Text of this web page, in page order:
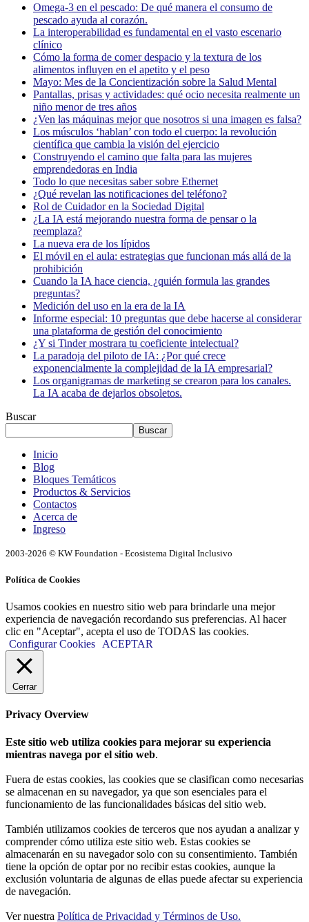
Omega-3 en el pescado: De qué manera el consumo de
pescado ayuda al corazón.
La interoperabilidad es fundamental en el vasto escenario
clínico
Cómo la forma de comer despacio y la textura de los
alimentos influyen en el apetito y el peso
Mayo: Mes de la Concientización sobre la Salud Mental
Pantallas, prisas y actividades: qué ocio necesita realmente un
niño menor de tres años
¿Ven las máquinas mejor que nosotros si una imagen es falsa?
Los músculos ‘hablan’ con todo el cuerpo: la revolución
científica que cambia la visión del ejercicio
Construyendo el camino que falta para las mujeres
emprendedoras en India
Todo lo que necesitas saber sobre Ethernet
¿Qué revelan las notificaciones del teléfono?
Rol de Cuidador en la Sociedad Digital
¿La IA está mejorando nuestra forma de pensar o la
reemplaza?
La nueva era de los lípidos
El móvil en el aula: estrategias que funcionan más allá de la
prohibición
Cuando la IA hace ciencia, ¿quién formula las grandes
preguntas?
Medición del uso en la era de la IA
Informe especial: 10 preguntas que debe hacerse al considerar
una plataforma de gestión del conocimiento
¿Y si Tinder mostrara tu coeficiente intelectual?
La paradoja del piloto de IA: ¿Por qué crece
exponencialmente la complejidad de la IA empresarial?
Los organigramas de marketing se crearon para los canales.
La IA acaba de dejarlos obsoletos.
Buscar
Buscar
Inicio
Blog
Bloques Temáticos
Productos & Servicios
Contactos
Acerca de
Ingreso
2003-2026 © KW Foundation - Ecosistema Digital Inclusivo
Política de Cookies
Usamos cookies en nuestro sitio web para brindarle una mejor
experiencia de navegación recordando sus preferencias. Al hacer
clic en "Aceptar", acepta el uso de TODAS las cookies.
Configurar Cookies
ACEPTAR
Cerrar
Privacy Overview
Este sitio web utiliza cookies para mejorar su experiencia
mientras navega por el sitio web.
Fuera de estas cookies, las cookies que se clasifican como necesarias
se almacenan en su navegador, ya que son esenciales para el
funcionamiento de las funcionalidades básicas del sitio web.
También utilizamos cookies de terceros que nos ayudan a analizar y
comprender cómo utiliza este sitio web. Estas cookies se
almacenarán en su navegador solo con su consentimiento. También
tiene la opción de optar por no recibir estas cookies, aunque la
exclusión voluntaria de algunas de ellas puede afectar su experiencia
de navegación.
Ver nuestra Política de Privacidad y Términos de Uso.